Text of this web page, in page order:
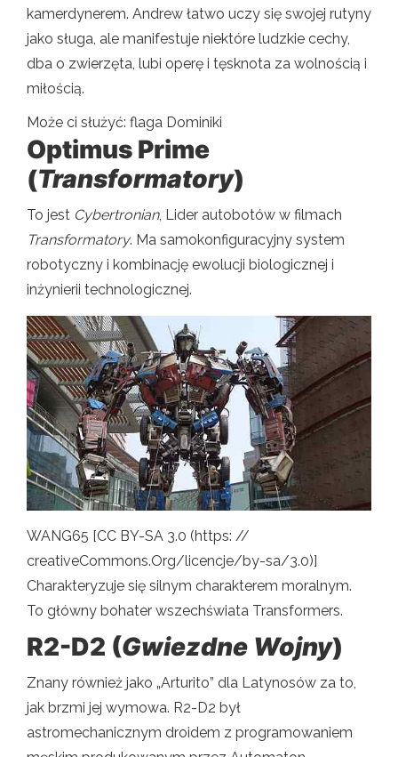
kamerdynerem. Andrew łatwo uczy się swojej rutyny
jako sługa, ale manifestuje niektóre ludzkie cechy,
dba o zwierzęta, lubi operę i tęsknota za wolnością i
miłością.
Może ci służyć: flaga Dominiki
Optimus Prime
(Transformatory)
To jest Cybertronian, Lider autobotów w filmach
Transformatory. Ma samokonfiguracyjny system
robotyczny i kombinację ewolucji biologicznej i
inżynierii technologicznej.
WANG65 [CC BY-SA 3.0 (https: //
creativeCommons.Org/licencje/by-sa/3.0)]
Charakteryzuje się silnym charakterem moralnym.
To główny bohater wszechświata Transformers.
R2-D2 (Gwiezdne Wojny)
Znany również jako „Arturito” dla Latynosów za to,
jak brzmi jej wymowa. R2-D2 był
astromechanicznym droidem z programowaniem